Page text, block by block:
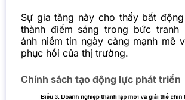
Sự gia tăng này cho thấy bất
thành điểm sáng trong bức tranh
ánh niềm tin ngày càng mạnh mẽ
phục hồi của thị trường.
Chính sách tạo động lực phát triển